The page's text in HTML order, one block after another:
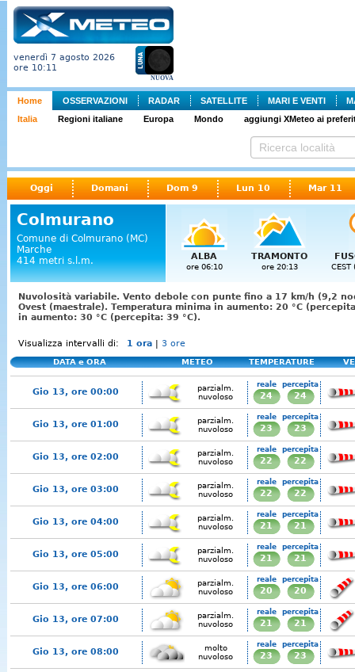
venerdì 7 agosto 2026
ore 10:11
NUOVA
Home OSSERVAZIONI RADAR SATELLITE MARI E VENTI
Italia
Regioni italiane Europa Mondo aggiungi XMeteo ai
Oggi Domani Dom 9 Lun 10 Mar 11
Colmurano
Comune di Colmurano (MC)
Marche
414 metri s.l.m.
ALBA
ore 06:10
TRAMONTO
ore 20:13 CEST
Nuvolosità variabile. Vento debole con punte fino a 17 km/h (9,2
Ovest (maestrale). Temperatura minima in aumento: 20 °C
in aumento: 30 °C (percepita: 39 °C).
Visualizza intervalli di: 1 ora | 3 ore
DATA e ORA METEO TEMPERATURE
Gio 13, ore 00:00
parzialm.
nuvoloso
reale
24
percepita
24
Gio 13, ore 01:00
parzialm.
nuvoloso
reale
23
percepita
23
Gio 13, ore 02:00
parzialm.
nuvoloso
reale
22
percepita
22
Gio 13, ore 03:00
parzialm.
nuvoloso
reale
22
percepita
22
Gio 13, ore 04:00
parzialm.
nuvoloso
reale
21
percepita
21
Gio 13, ore 05:00
parzialm.
nuvoloso
reale
21
percepita
21
Gio 13, ore 06:00
parzialm.
nuvoloso
reale
20
percepita
20
Gio 13, ore 07:00
parzialm.
nuvoloso
reale
21
percepita
21
Gio 13, ore 08:00
molto
nuvoloso
reale
23
percepita
23